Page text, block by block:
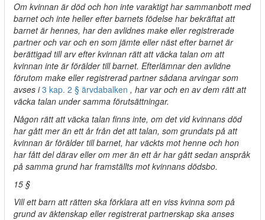
Om kvinnan är död och hon inte varaktigt har sammanbott med
barnet och inte heller efter barnets födelse har bekräftat att
barnet är hennes, har den avlidnes make eller registrerade
partner och var och en som jämte eller näst efter barnet är
berättigad till arv efter kvinnan rätt att väcka talan om att
kvinnan inte är förälder till barnet. Efterlämnar den avlidne
förutom make eller registrerad partner sådana arvingar som
avses i3 kap. 2 § ärvdabalken , har var och en av dem rätt att
väcka talan under samma förutsättningar.
Någon rätt att väcka talan finns inte, om det vid kvinnans död
har gått mer än ett år från det att talan, som grundats på att
kvinnan är förälder till barnet, har väckts mot henne och hon
har fått del därav eller om mer än ett år har gått sedan anspråk
på samma grund har framställts mot kvinnans dödsbo.
15 §
Vill ett barn att rätten ska förklara att en viss kvinna som på
grund av äktenskap eller registrerat partnerskap ska anses